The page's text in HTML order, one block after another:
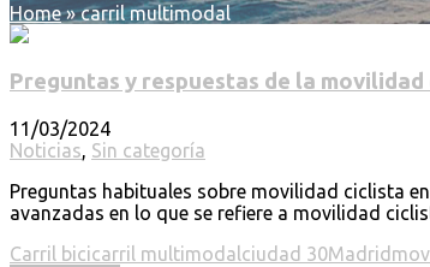
Home »carril multimodal
Preguntas y respuestas de la
11/03/2024
Noticias, Sin categoría
Preguntas habituales sobre movilidad ciclista
avanzadas en lo que se refiere a movilidad
Carril bicicarril multimodal ciudad 30Madrid